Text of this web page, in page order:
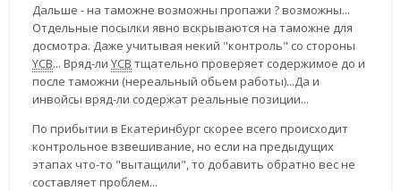
Дальше - на таможне возможны пропажи ? возможны...
Отдельные посылки явно вскрываются на таможне для
досмотра. Даже учитывая некий "контроль" со стороны
YCB... Вряд-ли YCB тщательно проверяет содержимое до и
после таможни (нереальный обьем работы)...Да и
инвойсы вряд-ли содержат реальные позиции...
По прибытии в Екатеринбург скорее всего происходит
контрольное взвешивание, но если на предыдущих
этапах что-то "вытащили", то добавить обратно вес не
составляет проблем...